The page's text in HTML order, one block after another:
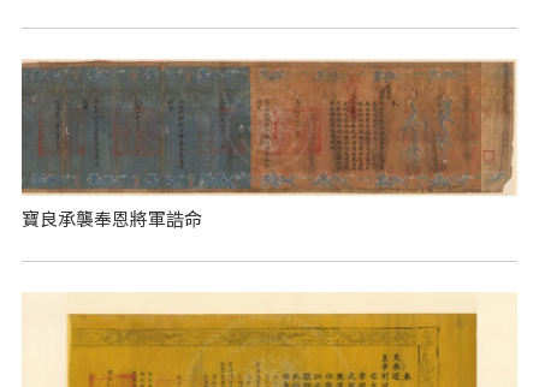
寶良承襲奉恩將軍誥命